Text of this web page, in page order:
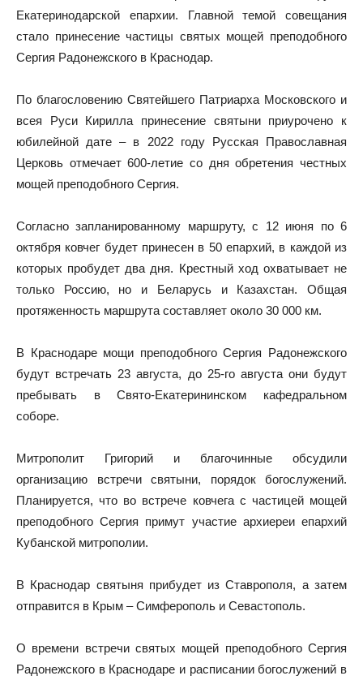
Екатеринодарской епархии. Главной темой совещания
стало принесение частицы святых мощей преподобного
Сергия Радонежского в Краснодар.
По благословению Святейшего Патриарха Московского и
всея Руси Кирилла принесение святыни приурочено к
юбилейной дате – в 2022 году Русская Православная
Церковь отмечает 600-летие со дня обретения честных
мощей преподобного Сергия.
Согласно запланированному маршруту, с 12 июня по 6
октября ковчег будет принесен в 50 епархий, в каждой из
которых пробудет два дня. Крестный ход охватывает не
только Россию, но и Беларусь и Казахстан. Общая
протяженность маршрута составляет около 30 000 км.
В Краснодаре мощи преподобного Сергия Радонежского
будут встречать 23 августа, до 25-го августа они будут
пребывать в Свято-Екатерининском кафедральном
соборе.
Митрополит Григорий и благочинные обсудили
организацию встречи святыни, порядок богослужений.
Планируется, что во встрече ковчега с частицей мощей
преподобного Сергия примут участие архиереи епархий
Кубанской митрополии.
В Краснодар святыня прибудет из Ставрополя, а затем
отправится в Крым – Симферополь и Севастополь.
О времени встречи святых мощей преподобного Сергия
Радонежского в Краснодаре и расписании богослужений в